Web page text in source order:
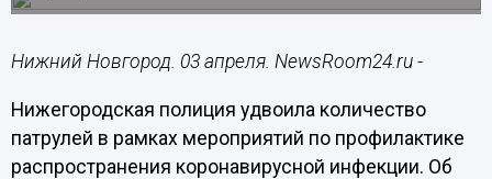
Нижний Новгород. 03 апреля. NewsRoom24.ru -
Нижегородская полиция удвоила количество
патрулей в рамках мероприятий по профилактике
распространения коронавирусной инфекции. Об